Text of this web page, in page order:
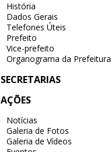
História
Dados Gerais
Telefones Úteis
Prefeito
Vice-prefeito
Organograma da Prefeitura
SECRETARIAS
AÇÕES
Notícias
Galeria de Fotos
Galeria de Vídeos